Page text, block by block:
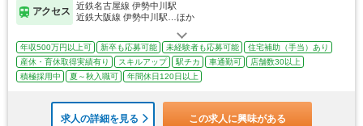
アクセス
近鉄名古屋線 伊勢中川駅
近鉄大阪線 伊勢中川駅…ほか
年収500万円以上可 新卒も応募可能 未経験者も応募可能
住宅補助（手当）あり
産休・育休取得実績有り
スキルアップ 駅チカ 車通勤可
店舗数30以上
積極採用中
夏～秋入職可 年間休日120日以上
求人の詳細を見る この求人に興味がある